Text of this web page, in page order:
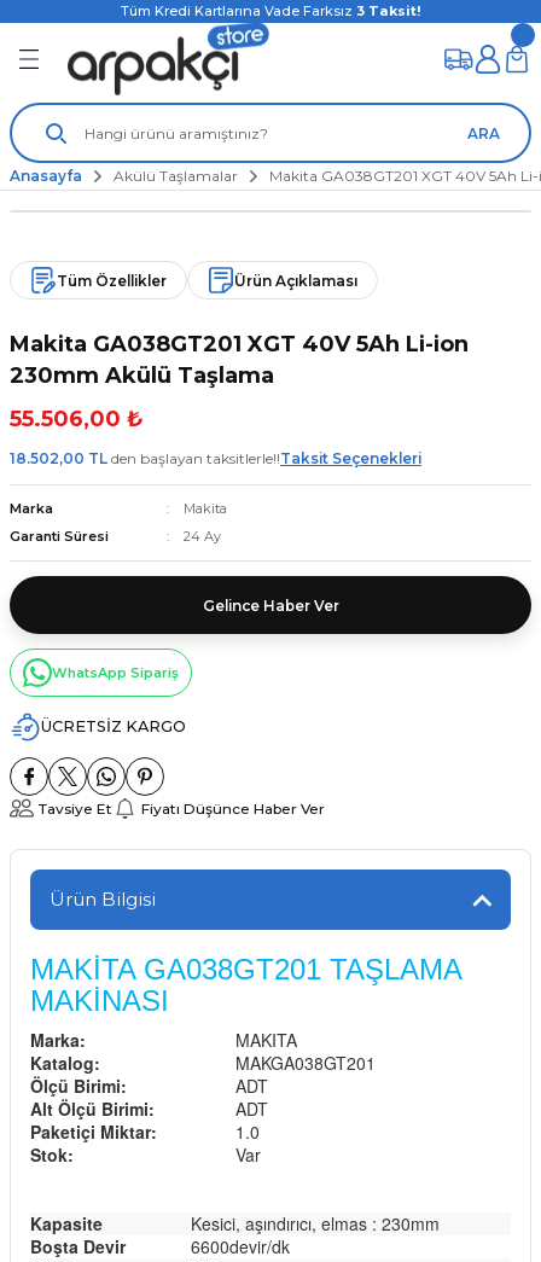
Tüm Kredi Kartlarına Vade Farksız 3 Taksit!
ARA
Anasayfa Akülü Taşlamalar Makita GA038GT201 XGT 40V 5Ah
Tüm Özellikler Ürün Açıklaması
Makita GA038GT201 XGT 40V 5Ah Li-ion
230mm Akülü Taşlama
55.506,00 ₺
18.502,00 TL den başlayan taksitlerle!!Taksit Seçenekleri
Marka
Makita
Garanti Süresi
24 Ay
Gelince Haber Ver
WhatsApp Sipariş
ÜCRETSİZ KARGO
Tavsiye Et Fiyatı Düşünce Haber Ver
Ürün Bilgisi
MAKİTA GA038GT201 TAŞLAMA
MAKİNASI
Marka:
MAKITA
Katalog:
MAKGA038GT201
Ölçü Birimi:
ADT
Alt Ölçü Birimi:
ADT
Paketiçi Miktar:
1.0
Stok:
Var
Kapasite
Kesici, aşındırıcı, elmas : 230mm
Boşta Devir
6600devir/dk